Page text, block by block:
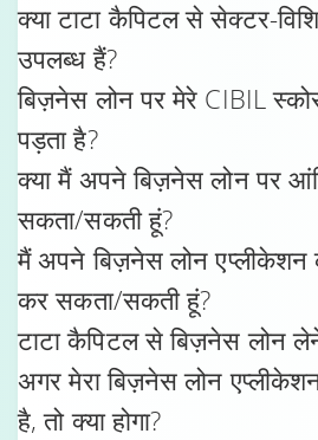
क्या टाटा कैपिटल से सेक्टर-
उपलब्ध हैं?
बिज़नेस लोन पर मेरे CIBIL
पड़ता है?
क्या मैं अपने बिज़नेस लोन पर
सकता/सकती हूं?
मैं अपने बिज़नेस लोन
कर सकता/सकती हूं?
टाटा कैपिटल से बिज़नेस लोन
अगर मेरा बिज़नेस लोन
है, तो क्या होगा?